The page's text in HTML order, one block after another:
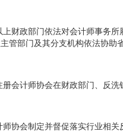
政部门依法对会计师事务所
管部门及其分支机构依法协助
计师协会在财政部门、反洗
会制定并督促落实行业相关